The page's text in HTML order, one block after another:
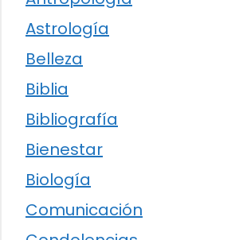
Astrología
Belleza
Biblia
Bibliografía
Bienestar
Biología
Comunicación